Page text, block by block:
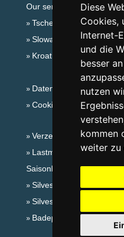
Diese
Cookies,
Internet-
und die
besser
nutzen
kommen
weiter zu
Our servers:
Tschechische Gebirge
Slowakische Gebirge
Kroatien
Datenschutz
Cookies
Verzeichnis der
Lastminute Das
Saisonlinks:
Silvester Das Böhmische
Silvester im Gebirge
Badeplätze